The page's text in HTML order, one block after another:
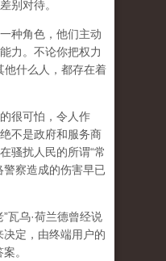
别对待。
种角色，他们主动
力。不论你把权力
什么人，都存在着
很可怕，令人作
不是政府和服务商
骚扰人民的所谓“常
警察造成的伤害早已
瓦乌·荷兰德曾经说
决定，由终端用户的
。